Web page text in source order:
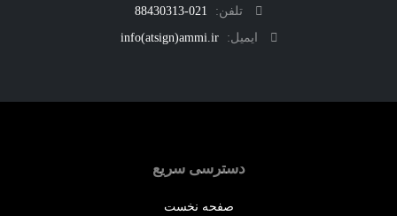
تلفن:
021-88430313
ایمیل:
info(atsign)ammi.ir
دسترسی سریع
صفحه نخست